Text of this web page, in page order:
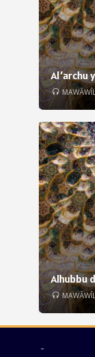
Al’archu
Alhubbu
© 2026 -